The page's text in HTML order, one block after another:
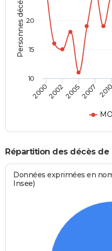
Personnes décédées
2000200220052007 2010
10
15
20
Répartition des décès de
Données exprimées en
Insee)